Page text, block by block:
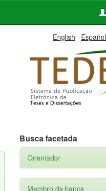
English Español
Busca facetada
Orientador
Membro da banca